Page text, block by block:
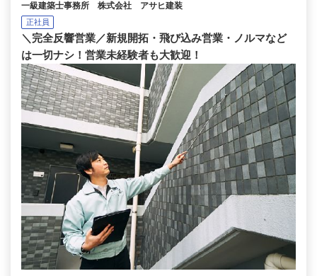
一級建築士事務所 株式会社 アサヒ建装
正社員
＼完全反響営業／新規開拓・飛び込み営業・ノルマなど
は一切ナシ！営業未経験者も大歓迎！